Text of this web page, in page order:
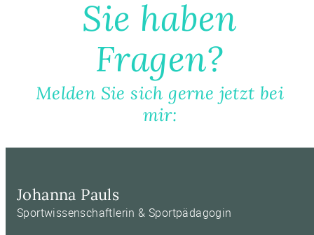
Sie haben
Fragen?
Melden Sie sich gerne jetzt bei
mir:
Johanna Pauls
Sportwissenschaftlerin & Sportpädagogin